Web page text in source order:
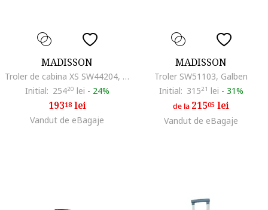
MADISSON
Troler de cabina XS SW44204, ABS, 4 roti detasabile, cifru, 52 cm, auriu
Initial: 25420 lei - 24%
19318lei
Vandut de eBagaje
MADISSON
Troler SW51103, Galben
Initial: 31521 lei - 31%
de la 21505 lei
Vandut de eBagaje